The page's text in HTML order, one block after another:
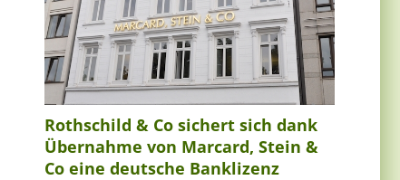
Rothschild & Co sichert sich dank
Übernahme von Marcard, Stein &
Co eine deutsche Banklizenz